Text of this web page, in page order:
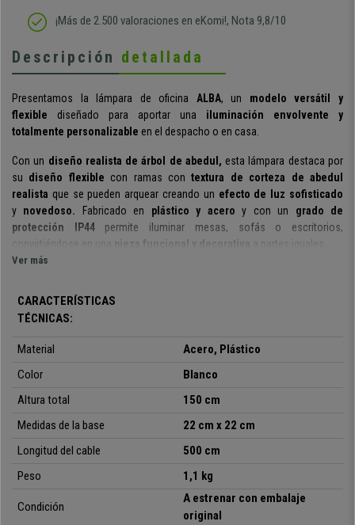
¡Más de 2.500 valoraciones en eKomi!, Nota 9,8/10
Descripción detallada
Presentamos la lámpara de oficina ALBA, un modelo versátil y
flexible diseñado para aportar una iluminación envolvente y
totalmente personalizable en el despacho o en casa.
Con un diseño realista de árbol de abedul, esta lámpara destaca por
su diseño flexible con ramas contextura de corteza de abedul
realista que se pueden arquear creando un efecto de luz sofisticado
y novedoso. Fabricado en plástico y acero y con un grado de
protección IP44 permite iluminar mesas, sofás o escritorios,
convirtiéndose en una
pieza funcional y decorativa a partes iguales.
trabajar o actividades y crea una
coloques.
La longitud del cable de alimentaciónde 5 metros, facilitando así su
conexión a la corriente.
Esta lámpara para despacho combina
iluminación sofisticada y realista siendo una opción perfecta para
quienes buscanestilo, versatilidad y confort visual
servicio en Ofisillas.
Ver más
CARACTERÍSTICAS
TÉCNICAS:
Material
Acero, Plástico
Color
Blanco
Altura total
150 cm
Medidas de la base
22 cm x 22 cm
Longitud del cable
500 cm
Peso
1,1 kg
Condición
A estrenar con embalaje
original